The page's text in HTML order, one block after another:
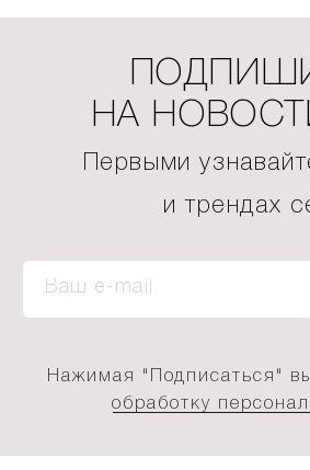
НА
Первыми
и трендах
Нажимая "Подписаться"
обработку